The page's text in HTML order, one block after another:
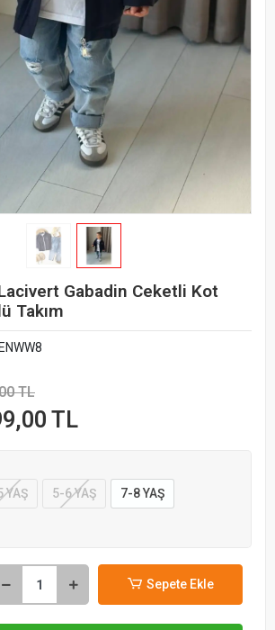
Gabadin Ceketli Kot
Takım
TL
TL
YAŞ 5-6 YAŞ 7-8 YAŞ
Sepete Ekle